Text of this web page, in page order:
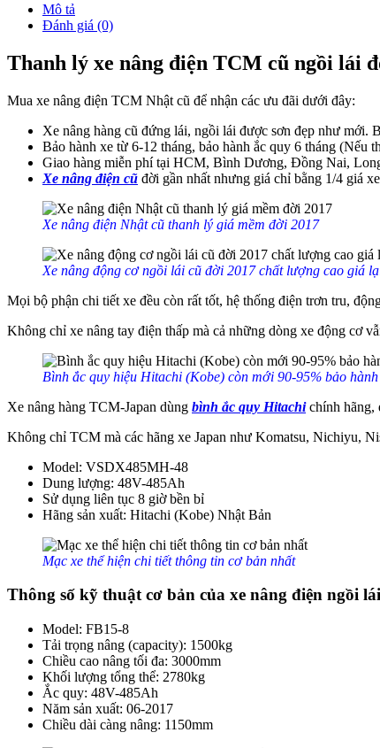
Mô tả
Đánh giá (0)
Thanh lý xe nâng điện TCM cũ ngồi lái
Mua xe nâng điện TCM Nhật cũ để nhận các ưu đãi dưới đây:
Xe nâng hàng cũ đứng lái, ngồi lái được sơn đẹp như mới.
Bảo hành xe từ 6-12 tháng, bảo hành ắc quy 6 tháng
Giao hàng miễn phí tại HCM, Bình Dương, Đồng Nai,
Xe nâng điện cũ đời gần nhất nhưng giá chỉ bằng 1/4 giá
Xe nâng điện Nhật cũ thanh lý giá mềm đời 2017
Xe nâng động cơ ngồi lái cũ đời 2017 chất lượng cao giá
Mọi bộ phận chi tiết xe đều còn rất tốt, hệ thống điện trơn tru,
Không chỉ xe nâng tay điện thấp mà cả những dòng xe động cơ
Bình ắc quy hiệu Hitachi (Kobe) còn mới 90-95% bảo
Xe nâng hàng TCM-Japan dùng bình ắc quy Hitachichính hãng,
Không chỉ TCM mà các hãng xe Japan như Komatsu, Nichiyu,
Model: VSDX485MH-48
Dung lượng: 48V-485Ah
Sử dụng liên tục 8 giờ bền bỉ
Hãng sản xuất: Hitachi (Kobe) Nhật Bản
Mạc xe thể hiện chi tiết thông tin cơ bản nhất
Thông số kỹ thuật cơ bản của xe nâng điện ngồi
Model: FB15-8
Tải trọng nâng (capacity): 1500kg
Chiều cao nâng tối đa: 3000mm
Khối lượng tổng thể: 2780kg
Ắc quy: 48V-485Ah
Năm sản xuất: 06-2017
Chiều dài càng nâng: 1150mm